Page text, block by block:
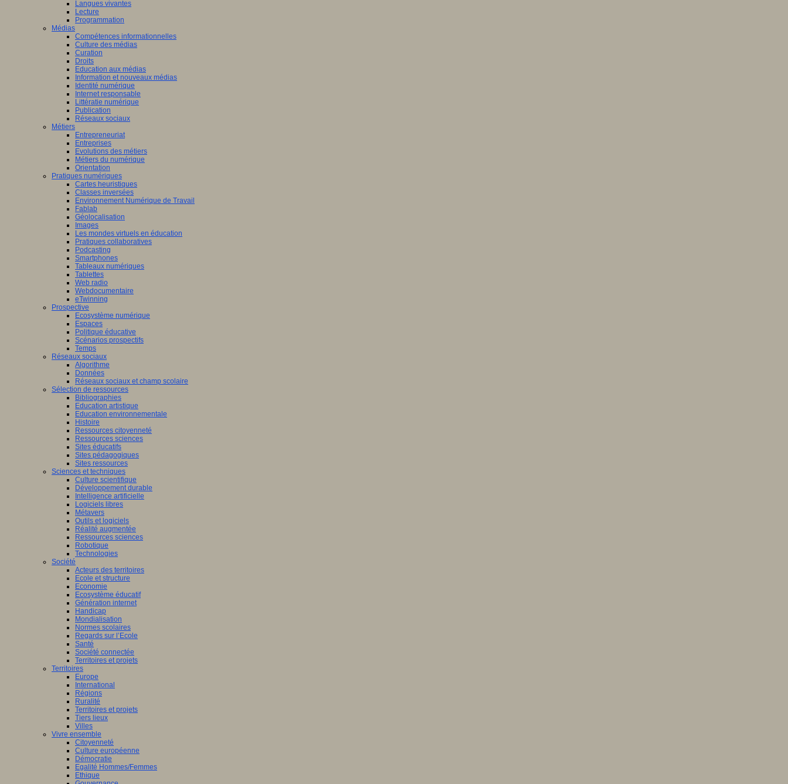
Langues vivantes
Lecture
Programmation
Médias
Compétences informationnelles
Culture des médias
Curation
Droits
Education aux médias
Information et nouveaux médias
Identité numérique
Internet responsable
Littératie numérique
Publication
Réseaux sociaux
Métiers
Entrepreneuriat
Entreprises
Evolutions des métiers
Métiers du numérique
Orientation
Pratiques numériques
Cartes heuristiques
Classes inversées
Environnement Numérique de Travail
Fablab
Géolocalisation
Images
Les mondes virtuels en éducation
Pratiques collaboratives
Podcasting
Smartphones
Tableaux numériques
Tablettes
Web radio
Webdocumentaire
eTwinning
Prospective
Ecosystème numérique
Espaces
Politique éducative
Scénarios prospectifs
Temps
Réseaux sociaux
Algorithme
Données
Réseaux sociaux et champ scolaire
Sélection de ressources
Bibliographies
Education artistique
Education environnementale
Histoire
Ressources citoyenneté
Ressources sciences
Sites éducatifs
Sites pédagogiques
Sites ressources
Sciences et techniques
Culture scientifique
Développement durable
Intelligence artificielle
Logiciels libres
Métavers
Outils et logiciels
Réalité augmentée
Ressources sciences
Robotique
Technologies
Société
Acteurs des territoires
Ecole et structure
Economie
Ecosystème éducatif
Génération internet
Handicap
Mondialisation
Normes scolaires
Regards sur l’Ecole
Santé
Société connectée
Territoires et projets
Territoires
Europe
International
Régions
Ruralité
Territoires et projets
Tiers lieux
Villes
Vivre ensemble
Citoyenneté
Culture européenne
Démocratie
Egalité Hommes/Femmes
Ethique